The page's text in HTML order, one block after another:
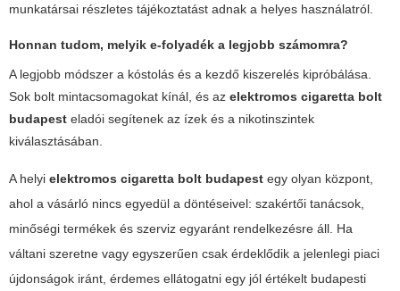
munkatársai részletes tájékoztatást adnak a helyes használatról.
Honnan tudom, melyik e-folyadék a legjobb számomra?
A legjobb módszer a kóstolás és a kezdő kiszerelés kipróbálása.
Sok bolt mintacsomagokat kínál, és az elektromos cigaretta bolt
budapest eladói segítenek az ízek és a nikotinszintek
kiválasztásában.
A helyi elektromos cigaretta bolt budapest egy olyan központ,
ahol a vásárló nincs egyedül a döntéseivel: szakértői tanácsok,
minőségi termékek és szerviz egyaránt rendelkezésre áll. Ha
váltani szeretne vagy egyszerűen csak érdeklődik a jelenlegi piaci
újdonságok iránt, érdemes ellátogatni egy jól értékelt budapesti